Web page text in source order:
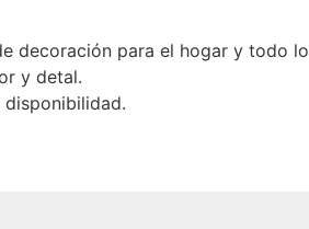
decoración para el hogar y todo
y detal.